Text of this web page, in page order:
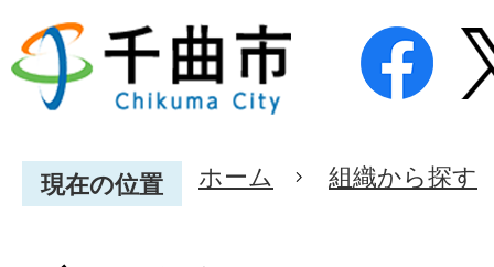
現在の位置 ホーム 組織から探す